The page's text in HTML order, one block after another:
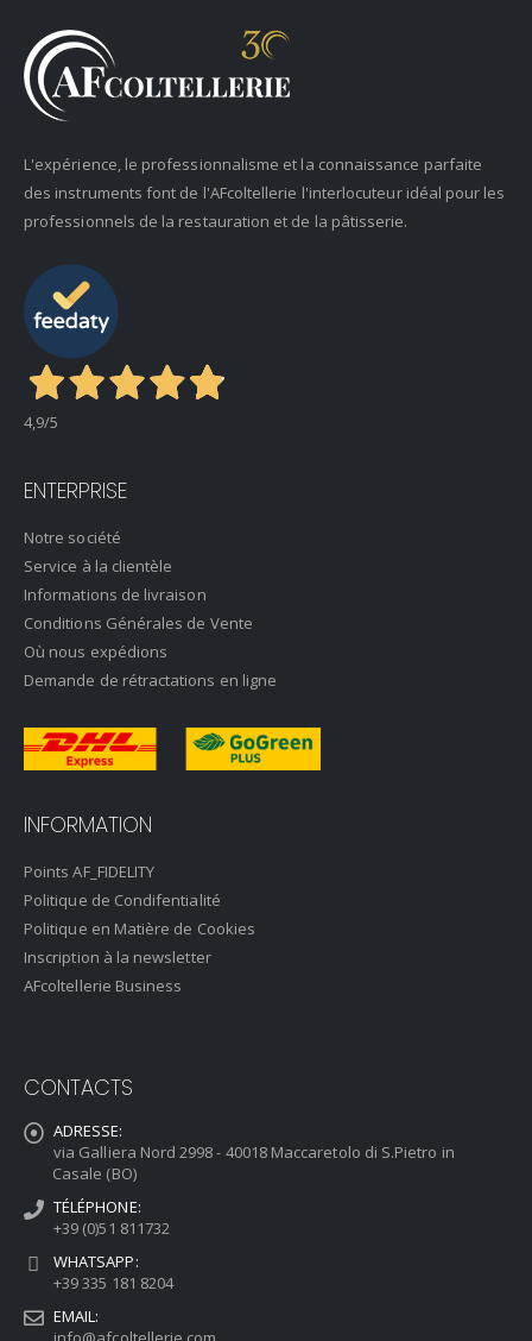
L'expérience, le professionnalisme et la connaissance parfaite
des instruments font de l'AFcoltellerie l'interlocuteur idéal pour les
professionnels de la restauration et de la pâtisserie.
4,9/5
ENTERPRISE
Notre société
Service à la clientèle
Informations de livraison
Conditions Générales de Vente
Où nous expédions
Demande de rétractations en ligne
INFORMATION
Points AF_FIDELITY
Politique de Condifentialité
Politique en Matière de Cookies
Inscription à la newsletter
AFcoltellerie Business
CONTACTS
ADRESSE:
via Galliera Nord 2998 - 40018 Maccaretolo di S.Pietro in
Casale (BO)
TÉLÉPHONE:
+39 (0)51 811732
WHATSAPP:
+39 335 181 8204
EMAIL: